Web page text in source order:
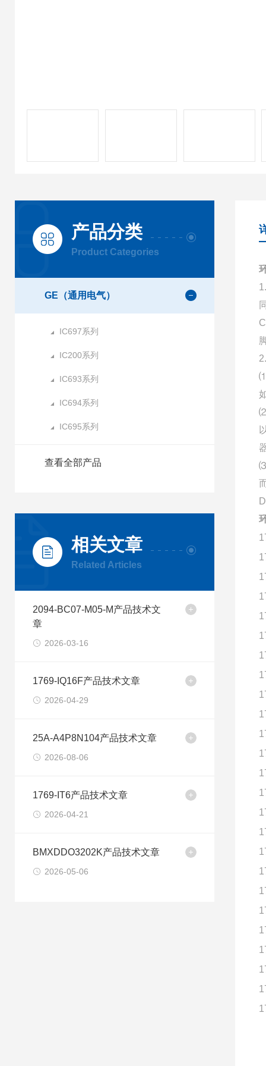
产品分类
Product Categories
GE（通用电气）
IC697系列
IC200系列
IC693系列
IC694系列
IC695系列
查看全部产品
相关文章
Related Articles
2094-BC07-M05-M产品技术文
章
2026-03-16
1769-IQ16F产品技术文章
2026-04-29
25A-A4P8N104产品技术文章
2026-08-06
1769-IT6产品技术文章
2026-04-21
BMXDDO3202K产品技术文章
2026-05-06
⑴
⑵
⑶